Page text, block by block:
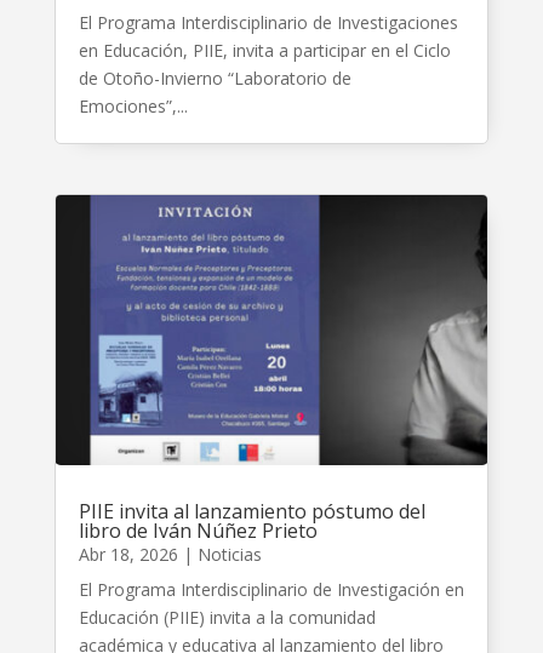
El Programa Interdisciplinario de Investigaciones
en Educación, PIIE, invita a participar en el Ciclo
de Otoño-Invierno “Laboratorio de
Emociones”,...
PIIE invita al lanzamiento póstumo del
libro de Iván Núñez Prieto
Abr 18, 2026 | Noticias
El Programa Interdisciplinario de Investigación en
Educación (PIIE) invita a la comunidad
académica y educativa al lanzamiento del libro